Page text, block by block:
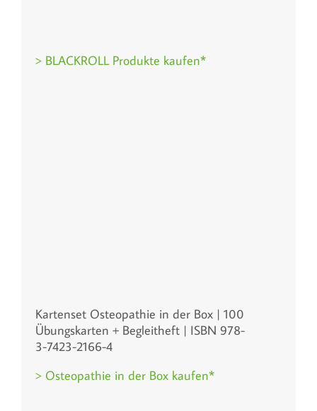
> BLACKROLL Produkte kaufen*
Kartenset Osteopathie in der Box | 100
Übungskarten + Begleitheft | ISBN 978-
3-7423-2166-4
> Osteopathie in der Box kaufen*